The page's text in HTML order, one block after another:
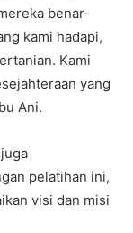
benar-
kami hadapi,
Kami
yang
Ani.
pelatihan ini,
visi dan misi